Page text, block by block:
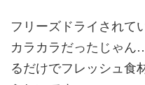
フリーズドライされ
カラカラだったじゃ
るだけでフレッシュ食